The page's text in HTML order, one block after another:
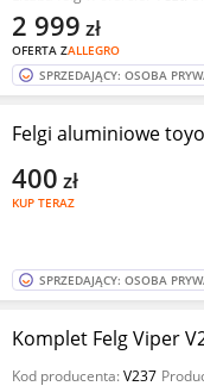
OFERTA ZALLEGRO
2 999 zł
SPRZEDAJĄCY: OSOBA
Felgi aluminiowe
KUP TERAZ
400 zł
SPRZEDAJĄCY: OSOBA
Komplet Felg Viper
Kod producenta:V237